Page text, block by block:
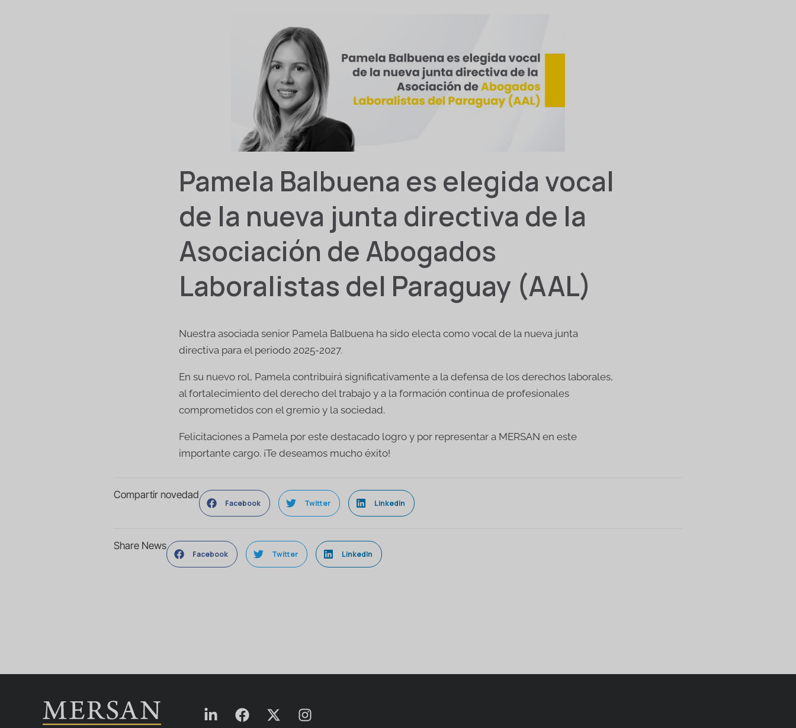
Pamela Balbuena es elegida vocal
de la nueva junta directiva de la
Asociación de Abogados
Laboralistas del Paraguay (AAL)
Nuestra asociada senior Pamela Balbuena ha sido electa como vocal de la nueva junta
directiva para el periodo 2025-2027.
En su nuevo rol, Pamela contribuirá significativamente a la defensa de los derechos laborales,
al fortalecimiento del derecho del trabajo y a la formación continua de profesionales
comprometidos con el gremio y la sociedad.
Felicitaciones a Pamela por este destacado logro y por representar a MERSAN en este
importante cargo. ¡Te deseamos mucho éxito!
Compartir novedad
Facebook Twitter LinkedIn
Share News
Facebook Twitter LinkedIn